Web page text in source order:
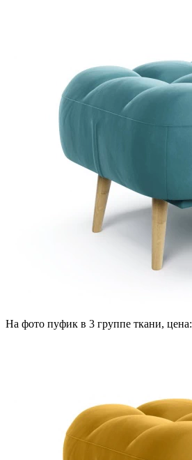
На фото пуфик в 3 группе ткани, цена: